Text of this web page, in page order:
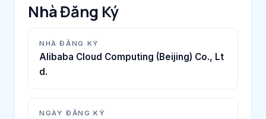
Nhà Đăng Ký
NHÀ ĐĂNG KÝ
Alibaba Cloud Computing (Beijing) Co., Lt
d.
NGÀY ĐĂNG KÝ